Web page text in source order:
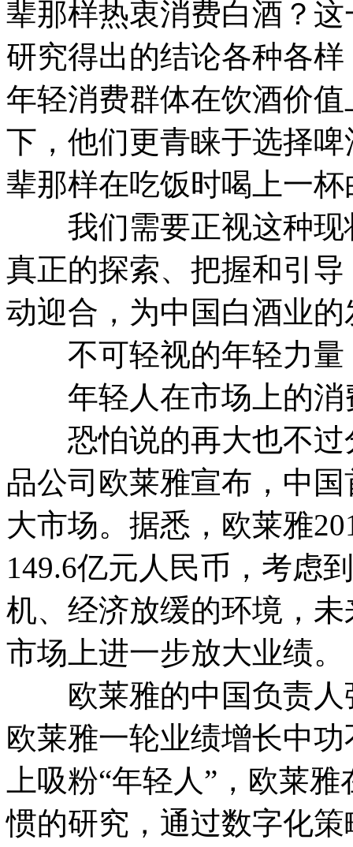
辈那样热衷消费白酒？
研究得出的结论各种各
年轻消费群体在饮酒价
下，他们更青睐于选择
辈那样在吃饭时喝上一杯
我们需要正视这种现
真正的探索、把握和引
动迎合，为中国白酒业
不可轻视的年轻力量
年轻人在市场上的消
恐怕说的再大也不过
品公司欧莱雅宣布，中
大市场。据悉，欧莱雅
149.6亿元人民币，考虑
机、经济放缓的环境，
市场上进一步放大业绩。
欧莱雅的中国负责人
欧莱雅一轮业绩增长中
上吸粉“年轻人”，欧莱
惯的研究，通过数字化